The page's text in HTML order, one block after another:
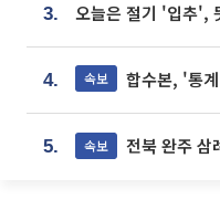
3. 오늘은 절기 '입추',
4. 속보 합수본, '통계 조작'
5. 속보 전북 완주 삼